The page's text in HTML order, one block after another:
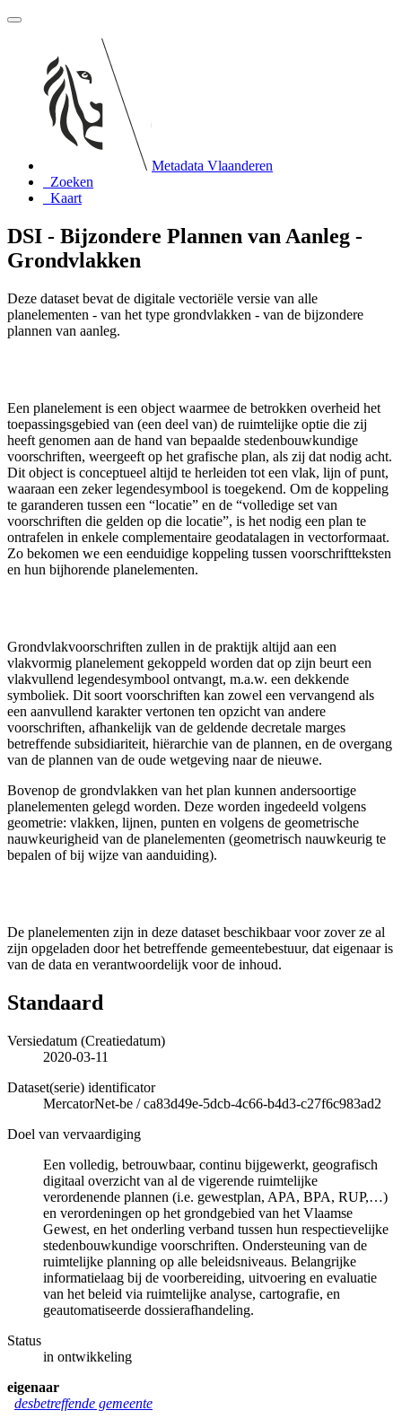
Metadata Vlaanderen
Zoeken
Kaart
DSI - Bijzondere Plannen van Aanleg -
Grondvlakken
Deze dataset bevat de digitale vectoriële versie van alle
planelementen - van het type grondvlakken - van de bijzondere
plannen van aanleg.
Een planelement is een object waarmee de betrokken overheid het
toepassingsgebied van (een deel van) de ruimtelijke optie die zij
heeft genomen aan de hand van bepaalde stedenbouwkundige
voorschriften, weergeeft op het grafische plan, als zij dat nodig acht.
Dit object is conceptueel altijd te herleiden tot een vlak, lijn of punt,
waaraan een zeker legendesymbool is toegekend. Om de koppeling
te garanderen tussen een “locatie” en de “volledige set van
voorschriften die gelden op die locatie”, is het nodig een plan te
ontrafelen in enkele complementaire geodatalagen in vectorformaat.
Zo bekomen we een eenduidige koppeling tussen voorschriftteksten
en hun bijhorende planelementen.
Grondvlakvoorschriften zullen in de praktijk altijd aan een
vlakvormig planelement gekoppeld worden dat op zijn beurt een
vlakvullend legendesymbool ontvangt, m.a.w. een dekkende
symboliek. Dit soort voorschriften kan zowel een vervangend als
een aanvullend karakter vertonen ten opzicht van andere
voorschriften, afhankelijk van de geldende decretale marges
betreffende subsidiariteit, hiërarchie van de plannen, en de overgang
van de plannen van de oude wetgeving naar de nieuwe.
Bovenop de grondvlakken van het plan kunnen andersoortige
planelementen gelegd worden. Deze worden ingedeeld volgens
geometrie: vlakken, lijnen, punten en volgens de geometrische
nauwkeurigheid van de planelementen (geometrisch nauwkeurig te
bepalen of bij wijze van aanduiding).
De planelementen zijn in deze dataset beschikbaar voor zover ze al
zijn opgeladen door het betreffende gemeentebestuur, dat eigenaar is
van de data en verantwoordelijk voor de inhoud.
Standaard
Versiedatum (Creatiedatum)
2020-03-11
Dataset(serie) identificator
MercatorNet-be /ca83d49e-5dcb-4c66-b4d3-c27f6c983ad2
Doel van vervaardiging
Een volledig, betrouwbaar, continu bijgewerkt, geografisch
digitaal overzicht van al de vigerende ruimtelijke
verordenende plannen (i.e. gewestplan, APA, BPA, RUP,…)
en verordeningen op het grondgebied van het Vlaamse
Gewest, en het onderling verband tussen hun respectievelijke
stedenbouwkundige voorschriften. Ondersteuning van de
ruimtelijke planning op alle beleidsniveaus. Belangrijke
informatielaag bij de voorbereiding, uitvoering en evaluatie
van het beleid via ruimtelijke analyse, cartografie, en
geautomatiseerde dossierafhandeling.
Status
in ontwikkeling
eigenaar
desbetreffende gemeente